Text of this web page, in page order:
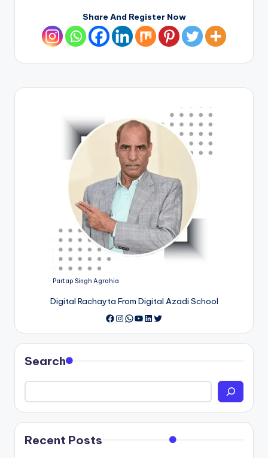
Share And Register Now
Partap Singh Agrohia
Digital Rachayta From Digital Azadi School
Instagram
WhatsApp
YouTube
LinkedIn
Twitter
Search
Recent Posts